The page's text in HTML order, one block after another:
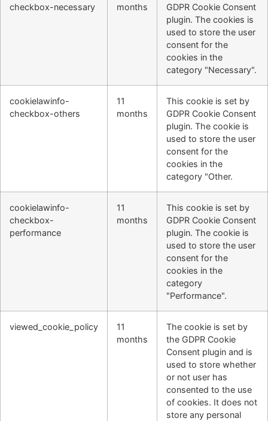
checkbox-necessary
months
GDPR Cookie Consent
plugin. The cookies is
used to store the user
consent for the
cookies in the
category "Necessary".
cookielawinfo-
checkbox-others
11
months
This cookie is set by
GDPR Cookie Consent
plugin. The cookie is
used to store the user
consent for the
cookies in the
category "Other.
cookielawinfo-
checkbox-
performance
11
months
This cookie is set by
GDPR Cookie Consent
plugin. The cookie is
used to store the user
consent for the
cookies in the
category
"Performance".
viewed_cookie_policy
11
months
The cookie is set by
the GDPR Cookie
Consent plugin and is
used to store whether
or not user has
consented to the use
of cookies. It does not
store any personal